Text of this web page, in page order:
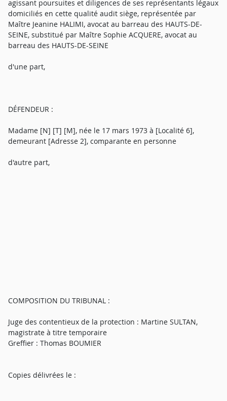
agissant poursuites et diligences de ses représentants légaux
domiciliés en cette qualité audit siège, représentée par
Maître Jeanine HALIMI, avocat au barreau des HAUTS-DE-
SEINE, substitué par Maître Sophie ACQUERE, avocat au
barreau des HAUTS-DE-SEINE
d'une part,
DÉFENDEUR :
Madame [N] [T] [M], née le 17 mars 1973 à [Localité 6],
demeurant [Adresse 2], comparante en personne
d'autre part,
COMPOSITION DU TRIBUNAL :
Juge des contentieux de la protection : Martine SULTAN,
magistrate à titre temporaire
Greffier : Thomas BOUMIER
Copies délivrées le :